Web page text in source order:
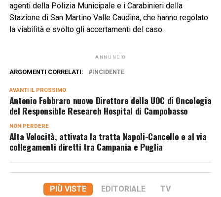
agenti della Polizia Municipale e i Carabinieri della
Stazione di San Martino Valle Caudina, che hanno regolato
la viabilità e svolto gli accertamenti del caso.
ANNUNCIO
ARGOMENTI CORRELATI: INCIDENTE
AVANTI IL ​​PROSSIMO
Antonio Febbraro nuovo Direttore della UOC di Oncologia
del Responsible Research Hospital di Campobasso
NON PERDERE
Alta Velocità, attivata la tratta Napoli-Cancello e al via
collegamenti diretti tra Campania e Puglia
PIÙ VISTE EDITORIALE TV